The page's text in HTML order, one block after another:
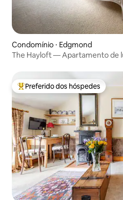
Condomínio ⋅ Edgmond
The Hayloft — Apartamento de
Entre os melhores preferidos dos
Preferido dos hóspedes